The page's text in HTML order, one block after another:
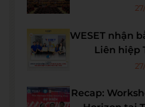
WESET nhận
Liên hiệp
Recap: